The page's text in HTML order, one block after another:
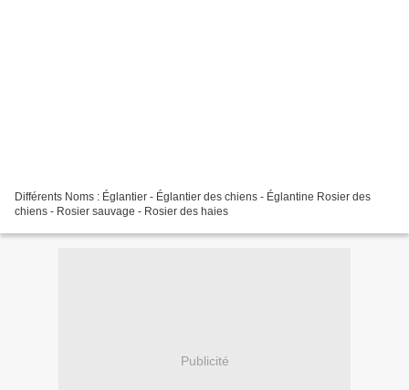
Différents Noms : Églantier - Églantier des chiens - Églantine Rosier des
chiens - Rosier sauvage - Rosier des haies
Publicité